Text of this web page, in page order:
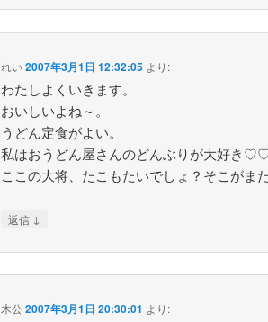
れい2007年3月1日 12:32:05 より:
わたしよくいきます。
おいしいよね～。
うどん定食がよい。
私はおうどん屋さんのどんぶりが大好き
ここの大将、たこもたいでしょ？そこがま
返信 ↓
木公2007年3月1日 20:30:01 より: